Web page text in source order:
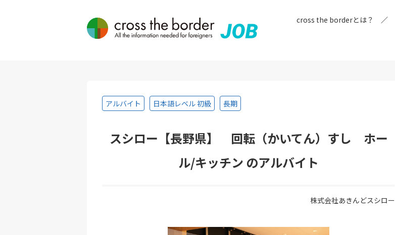
cross the borderとは？
アルバイト 日本語レベル 初級 長期
スシロー【長野県】 回転（かいてん）すし ホー
ル/キッチン のアルバイト
株式会社あきんどスシロー